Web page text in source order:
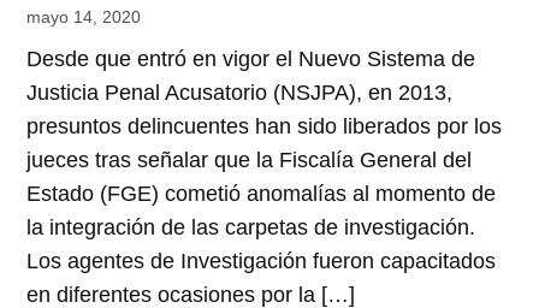
mayo 14, 2020
Desde que entró en vigor el Nuevo Sistema de
Justicia Penal Acusatorio (NSJPA), en 2013,
presuntos delincuentes han sido liberados por los
jueces tras señalar que la Fiscalía General del
Estado (FGE) cometió anomalías al momento de
la integración de las carpetas de investigación.
Los agentes de Investigación fueron capacitados
en diferentes ocasiones por la […]